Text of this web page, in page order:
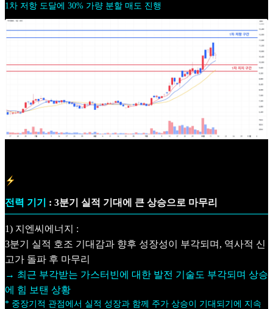
1차 저항 도달에 30% 가량 분할 매도 진행
전력 기기 : 3분기 실적 기대에 큰 상승으로 마무리
1) 지엔씨에너지 :
3분기 실적 호조 기대감과 향후 성장성이 부각되며, 역사적 신
고가 돌파 후 마무리
→ 최근 부각받는 가스터빈에 대한 발전 기술도 부각되며 상승
에 힘 보탠 상황
* 중장기적 관점에서 실적 성장과 함께 주가 상승이 기대되기에 지속